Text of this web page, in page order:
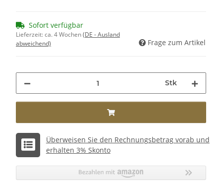
Sofort verfügbar
Lieferzeit:ca. 4 Wochen(DE - Ausland
abweichend)
Frage zum Artikel
Stk
Überweisen Sie den Rechnungsbetrag vorab und
erhalten 3% Skonto